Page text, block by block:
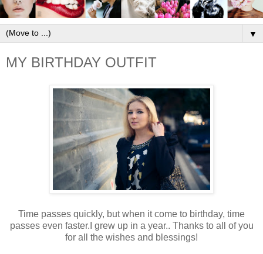
▼
MY BIRTHDAY OUTFIT
Time passes quickly, but when it come to birthday, time
passes even faster.I grew up in a year.. Thanks to all of you
for all the wishes and blessings!